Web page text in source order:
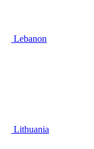
Lebanon
Lithuania